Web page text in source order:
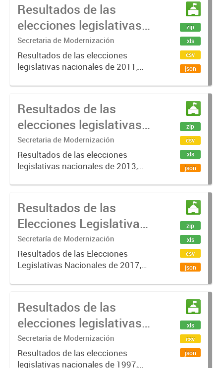
Resultados de las
elecciones legislativas
Entre Ríos 2011
Secretaria de Modernización
Resultados de las elecciones
legislativas nacionales de 2011,
eligieron Diputados Nacionales.
zip
xls
csv
json
Resultados de las
elecciones legislativas
Entre Ríos 2013
Secretaria de Modernización
Resultados de las elecciones
legislativas nacionales de 2013,
eligieron Senadores Nacionales,
zip
csv
xls
json
Resultados de las
Elecciones Legislativas
Entre Ríos 2017
Secretaría de Modernización
Resultados de las Elecciones
Legislativas Nacionales de 2017,
eligieron Diputados Nacionales.
zip
xls
csv
json
Resultados de las
elecciones legislativas
Entre Ríos 1997
Secretaria de Modernización
Resultados de las elecciones
legislativas nacionales de 1997,
xls
csv
json